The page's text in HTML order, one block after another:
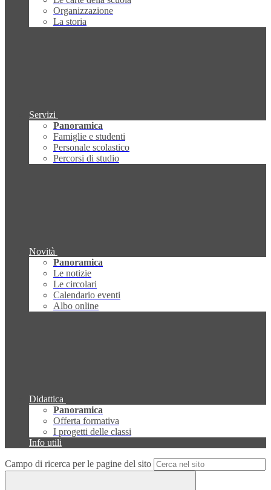
Organizzazione
La storia
Servizi
Panoramica
Famiglie e studenti
Personale scolastico
Percorsi di studio
Novità
Panoramica
Le notizie
Le circolari
Calendario eventi
Albo online
Didattica
Panoramica
Offerta formativa
I progetti delle classi
Info utili
Campo di ricerca per le pagine del sito